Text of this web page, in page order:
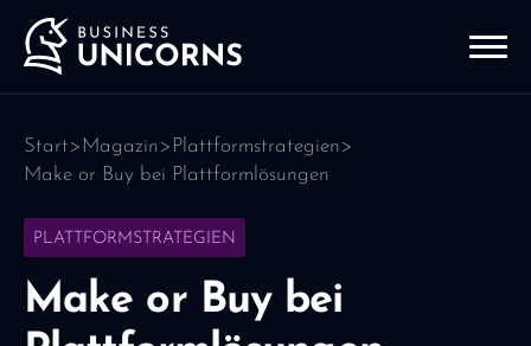
Start> Magazin> Plattformstrategien>
Make or Buy bei Plattformlösungen
PLATTFORMSTRATEGIEN
Make or Buy bei